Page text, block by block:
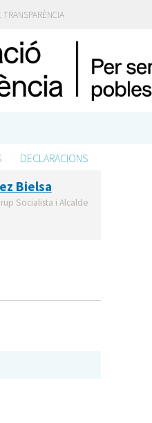
TRANSPARÈNCIA
DECLARACIONS
Bielsa
Socialista i Alcalde